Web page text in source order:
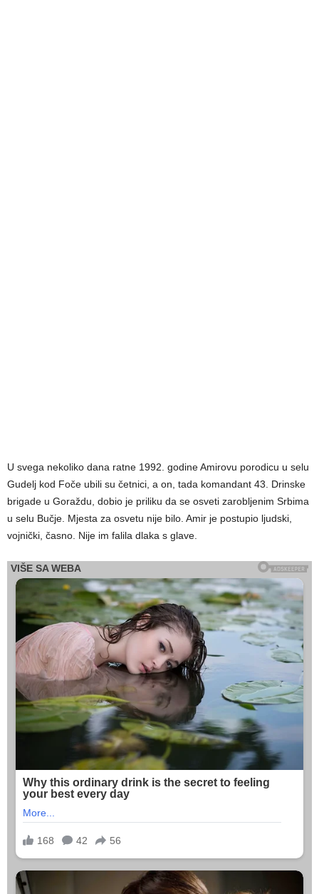
U svega nekoliko dana ratne 1992. godine Amirovu porodicu u selu
Gudelj kod Foče ubili su četnici, a on, tada komandant 43. Drinske
brigade u Goraždu, dobio je priliku da se osveti zarobljenim Srbima
u selu Bučje. Mjesta za osvetu nije bilo. Amir je postupio ljudski,
vojnički, časno. Nije im falila dlaka s glave.